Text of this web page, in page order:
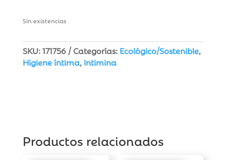
Sin existencias
SKU:171756 Categorías: Ecológico/Sostenible,
Higiene íntima, Intimina
Productos relacionados